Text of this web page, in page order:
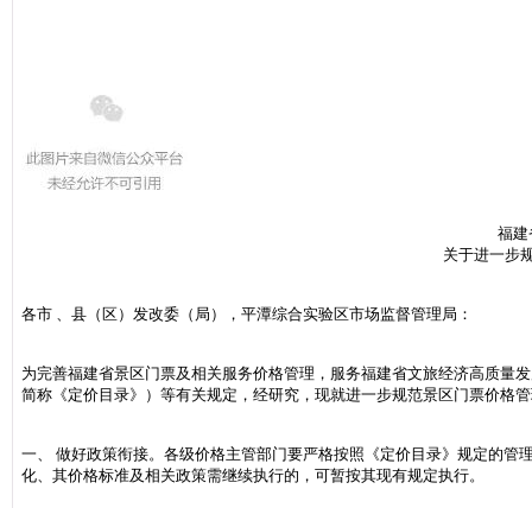
福建
关于进一步
各市 、县（区）发改委（局），平潭综合实验区市场监督管理局：
为完善福建省景区门票及相关服务价格管理，服务福建省文旅经济高质量
简称《定价目录》）等有关规定，经研究，现就进一步规范景区门票价格
一、 做好政策衔接。各级价格主管部门要严格按照《定价目录》规定的
化、其价格标准及相关政策需继续执行的，可暂按其现有规定执行。